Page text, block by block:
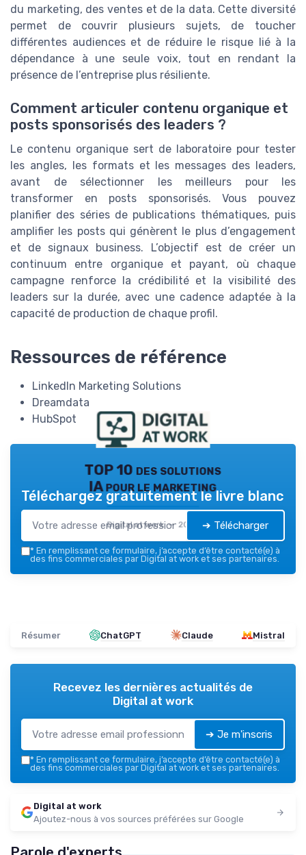
du marketing, des ventes et de la data. Cette diversité
permet de couvrir plusieurs sujets, de toucher
différentes audiences et de réduire le risque lié à la
dépendance à une seule voix, tout en rendant la
présence de l’entreprise plus résiliente.
Comment articuler contenu organique et
posts sponsorisés des leaders ?
Le contenu organique sert de laboratoire pour tester
les angles, les formats et les messages des leaders,
avant de sélectionner les meilleurs pour les
transformer en posts sponsorisés. Vous pouvez
planifier des séries de publications thématiques, puis
amplifier les posts qui génèrent le plus d’engagement
et de signaux business. L’objectif est de créer un
continuum entre organique et payant, où chaque
campagne renforce la crédibilité et la visibilité des
leaders sur la durée, avec une cadence adaptée à la
capacité de production de chaque profil.
Ressources de référence
LinkedIn Marketing Solutions
Dreamdata
HubSpot
TOP 10 des solutions
IA pour le marketing
Digital at work — 2026
Téléchargez gratuitement le livre blanc
➔ Télécharger
* En remplissant ce formulaire, j’accepte d’être contacté(e) à
des fins commerciales par Digital at work et ses partenaires.
Résumer ChatGPT Claude Mistral
Recevez les dernières actualités de
Digital at work
➔ Je m'inscris
* En remplissant ce formulaire, j’accepte d’être contacté(e) à
des fins commerciales par Digital at work et ses partenaires.
Digital at work
Ajoutez-nous à vos sources préférées sur Google